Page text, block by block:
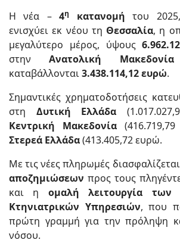
Η νέα –4η κατανομήτου
ενισχύει εκ νέου τη Θεσσαλία, η
μεγαλύτερο μέρος, ύψους
στηνΑνατολική
καταβάλλονται3.438.114,12 ευρώ.
Σημαντικές χρηματοδοτήσεις
στη Δυτική Ελλάδα
Κεντρική Μακεδονία
Στερεά Ελλάδα(413.405,72 ευρώ.
Με τις νέες πληρωμές
αποζημιώσεων προς τους
και η ομαλή λειτουργία των
Κτηνιατρικών Υπηρεσιών, που
πρώτη γραμμή για την πρόληψη
νόσου.